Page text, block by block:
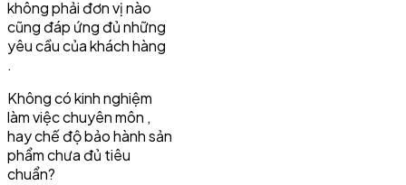
không phải đơn vị nào
cũng đáp ứng đủ những
yêu cầu của khách hàng
.
Không có kinh nghiệm
làm việc chuyên môn ,
hay chế độ bảo hành sản
phẩm chưa đủ tiêu
chuẩn?